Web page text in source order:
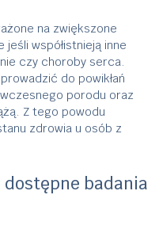
na zwiększone
współistnieją inne
czy choroby serca.
do powikłań
porodu oraz
Z tego powodu
zdrowia u osób z
badania